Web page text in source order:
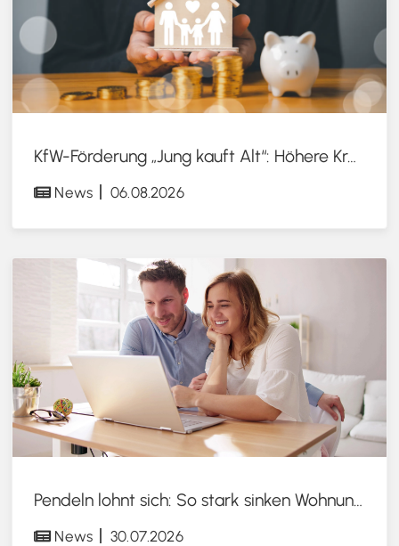
KfW-Förderung „Jung kauft Alt“: Höhere Kredite ab August 2026
News 06.08.2026
Pendeln lohnt sich: So stark sinken Wohnungspreise im Umland
News 30.07.2026